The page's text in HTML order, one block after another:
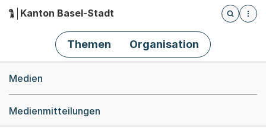
Hauptnavigation
Kanton Basel-Stadt
Öffnet
Themen Organisation
Medien
Medienmitteilungen